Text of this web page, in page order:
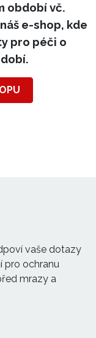
období vč.
e-shop, kde
pro péči o
vaše dotazy
pro ochranu
mrazy a